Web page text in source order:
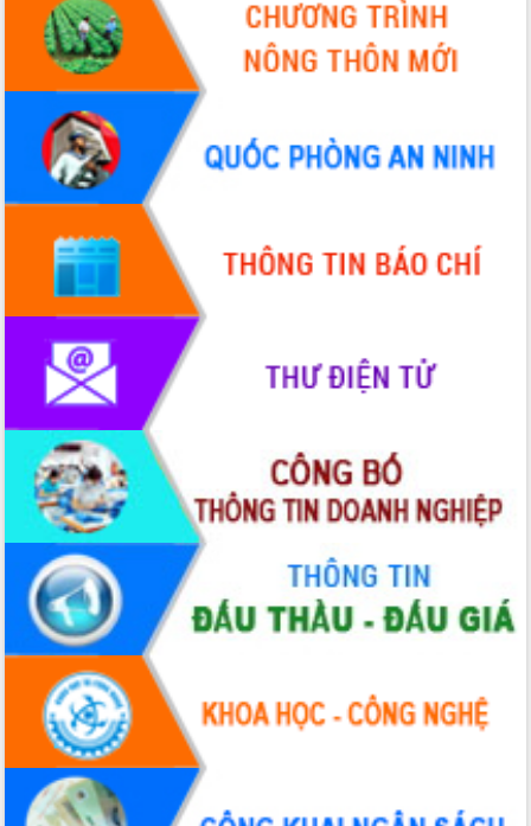
LIÊN KẾT WEB